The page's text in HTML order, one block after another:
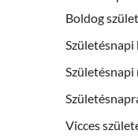
Boldog
Születésnapi
Vicces